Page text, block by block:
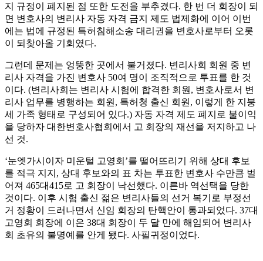
지 규정이 폐지된 점 또한 도전을 부추겼다. 한 번 더 회장이 되
면 변호사의 변리사 자동 자격 금지 제도 법제화에 이어 이번
에는 법에 규정된 특허침해소송 대리권을 변호사로부터 오롯
이 되찾아올 기회였다.
그런데 문제는 엉뚱한 곳에서 불거졌다. 변리사회 회원 중 변
리사 자격을 가진 변호사 50여 명이 조직적으로 투표를 한 것
이다. (변리사회는 변리사 시험에 합격한 회원, 변호사로서 변
리사 업무를 병행하는 회원, 특허청 출신 회원, 이렇게 한 지붕
세 가족 형태로 구성되어 있다.) 자동 자격 제도 폐지로 불이익
을 당하자 대한변호사협회에서 고 회장의 재선을 저지하고 나
선 것.
‘눈엣가시이자 미운털 고영회’를 떨어뜨리기 위해 상대 후보
를 적극 지지, 상대 후보와의 표 차는 투표한 변호사 수만큼 벌
어져 465대415로 고 회장이 낙선했다. 이른바 역선택을 당한
것이다. 이후 시험 출신 젊은 변리사들의 선거 복기로 부정선
거 정황이 드러나면서 신임 회장의 탄핵안이 통과되었다. 37대
고영회 회장에 이은 38대 회장이 두 달 만에 해임되어 변리사
회 초유의 불명예를 안게 됐다. 사필귀정이었다.